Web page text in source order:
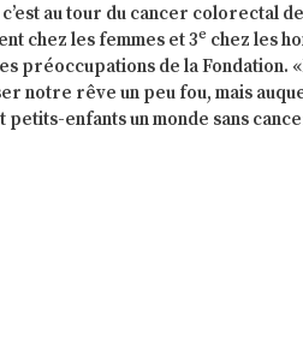
au tour du cancer colorectal
chez les femmes et 3e chez les
préoccupations de la Fondation.
notre rêve un peu fou, mais
enfants un monde sans